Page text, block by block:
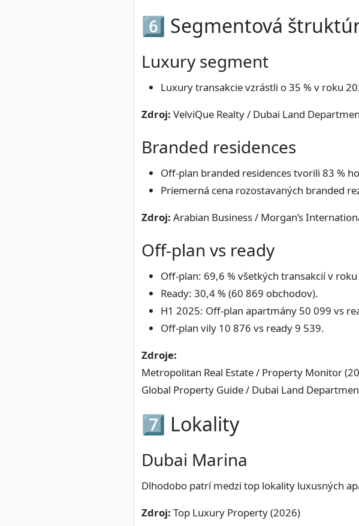
6️⃣ Segmentová
Luxury segment
Luxury transakcie vzrástli o 35 % v roku
Zdroj: VelviQue Realty / Dubai Land
Branded residences
Off-plan branded residences tvorili 83 %
Priemerná cena rozostavaných branded
Zdroj: Arabian Business / Morgan’s
Off-plan vs ready
Off-plan: 69,6 % všetkých transakcií v
Ready: 30,4 % (60 869 obchodov).
H1 2025: Off-plan apartmány 50 099 vs
Off-plan vily 10 876 vs ready 9 539.
Zdroje:
Metropolitan Real Estate / Property Monitor
Global Property Guide / Dubai Land
7️⃣ Lokality
Dubai Marina
Dlhodobo patrí medzi top lokality luxusných
Zdroj: Top Luxury Property (2026)